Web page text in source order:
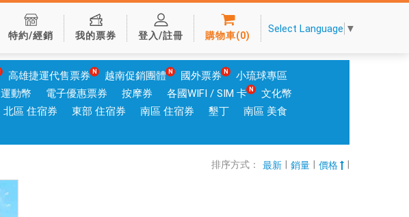
特約/經銷 我的票券 登入/註冊 購物車(0)
Select Language ▼
高雄捷運代售票券 越南促銷團體 國外票券
小琉球專區
運動幣 電子優惠票券 按摩券 各國WIFI / SIM 卡
文化幣
北區 住宿券 東部 住宿券 南區 住宿券 墾丁
南區 美食
排序方式： 最新 銷量 價格